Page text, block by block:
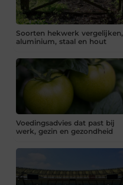
Soorten hekwerk vergelijken,
aluminium, staal en hout
Voedingsadvies dat past bij
werk, gezin en gezondheid